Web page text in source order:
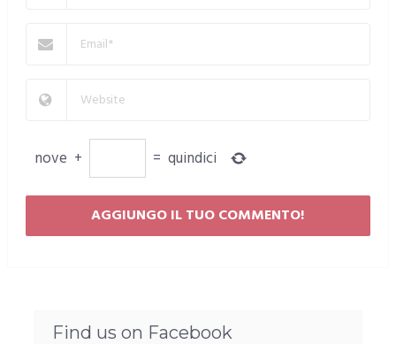
nove + = quindici
Find us on Facebook